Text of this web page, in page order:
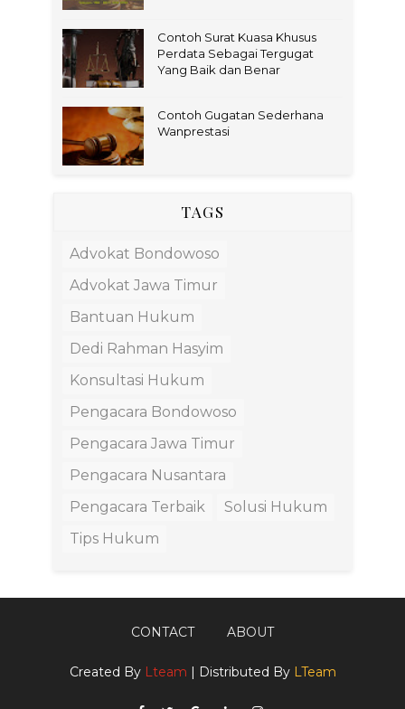
Contoh Surat Kuasa Khusus
Perdata Sebagai Tergugat
Yang Baik dan Benar
Contoh Gugatan Sederhana
Wanprestasi
TAGS
Advokat Bondowoso
Advokat Jawa Timur
Bantuan Hukum
Dedi Rahman Hasyim
Konsultasi Hukum
Pengacara Bondowoso
Pengacara Jawa Timur
Pengacara Nusantara
Pengacara Terbaik
Solusi Hukum
Tips Hukum
CONTACT ABOUT
Created By Lteam | Distributed By LTeam